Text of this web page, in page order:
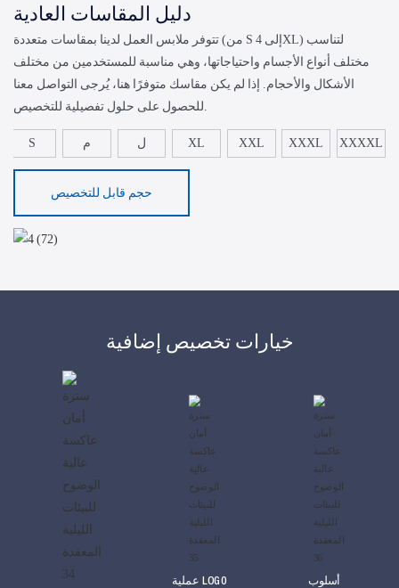
دليل المقاسات العادية
تتوفر ملابس العمل لدينا بمقاسات متعددة (من S إلى 4XL) لتناسب
مختلف أنواع الأجسام واحتياجاتها، وهي مناسبة للمستخدمين من مختلف
الأشكال والأحجام. إذا لم يكن مقاسك متوفرًا هنا، يُرجى التواصل معنا
S م ل XL XXL XXXL XXXXL
حجم قابل للتخصيص
خيارات تخصيص إضافية
عملية LOG0 أسلوب